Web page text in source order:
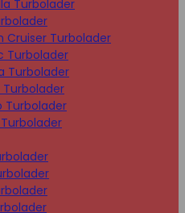
Turbolader
Cruiser Turbolader
Turbolader
Turbolader
Turbolader
Turbolader